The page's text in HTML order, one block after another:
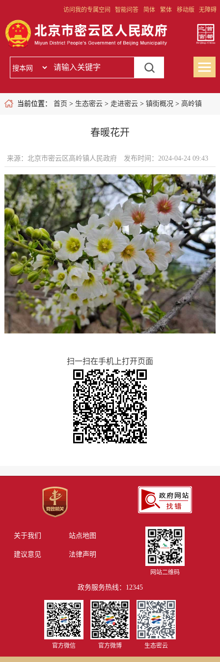
访问我的专属空间 智能问答 简体 繁体 移动版 无障碍
当前位置： 首页 > 生态密云> 走进密云> 镇街概况 > 高岭镇
春暖花开
来源：北京市密云区高岭镇人民政府 发布时间：2024-04-24 09:43
扫一扫在手机上打开页面
关于我们 站点地图
建议意见 法律声明
网站二维码
政务服务热线：12345
官方微信 官方微博 生态密云